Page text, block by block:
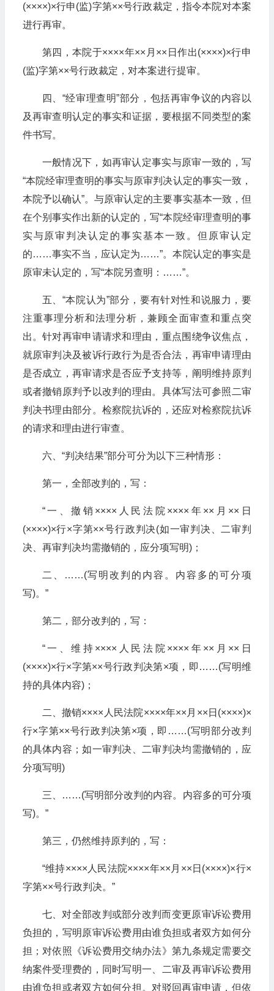
(××××)×行申(监)字第××号行政裁定，指令本院对本案
进行再审。
第四，本院于××××年××月××日作出(××××)×行申
(监)字第××号行政裁定，对本案进行提审。
四、“经审理查明”部分，包括再审争议的内容以
及再审查明认定的事实和证据，要根据不同类型的案
件书写。
一般情况下，如再审认定事实与原审一致的，写
“本院经审理查明的事实与原审判决认定的事实一致，
本院予以确认”。与原审认定的主要事实基本一致，但
在个别事实作出新的认定的，写“本院经审理查明的事
实与原审判决认定的事实基本一致。但原审认定
的……事实不当，应认定为……”。本院认定的事实是
原审未认定的，写“本院另查明：……”。
五、“本院认为”部分，要有针对性和说服力，要
注重事理分析和法理分析，兼顾全面审查和重点突
出。针对再审申请请求和理由，重点围绕争议焦点，
就原审判决及被诉行政行为是否合法，再审申请理由
是否成立，再审请求是否应予支持等，阐明维持原判
或者撤销原判予以改判的理由。具体写法可参照二审
判决书理由部分。检察院抗诉的，还应对检察院抗诉
的请求和理由进行审查。
六、“判决结果”部分可分为以下三种情形：
第一，全部改判的，写：
“一、撤销××××人民法院××××年××月××日
(××××)×行×字第××号行政判决(如一审判决、二审判
决、再审判决均需撤销的，应分项写明)；
二、……(写明改判的内容。内容多的可分项
写)。”
第二，部分改判的，写：
“一、维持××××人民法院××××年××月××日
(××××)×行×字第××号行政判决第×项，即……(写明维
持的具体内容)；
二、撤销××××人民法院××××年××月××日(××××)×
行×字第××号行政判决第×项，即……(写明部分改判
的具体内容；如一审判决、二审判决均需撤销的，应
分项写明)
三、……(写明部分改判的内容。内容多的可分项
写)。”
第三，仍然维持原判的，写：
“维持××××人民法院××××年××月××日(××××)×行×
字第××号行政判决。”
七、对全部改判或部分改判而变更原审诉讼费用
负担的，写明原审诉讼费用由谁负担或者双方如何分
担；对依照《诉讼费用交纳办法》第九条规定需要交
纳案件受理费的，同时写明一、二审及再审诉讼费用
由谁负担或者双方如何分担。对驳回再审申请，但依